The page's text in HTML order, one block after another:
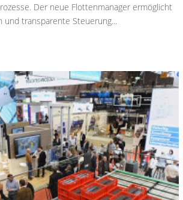
Der neue Flottenmanager ermöglicht
und transparente Steuerung...